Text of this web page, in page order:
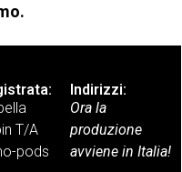
T/A
pods
Indirizzi:
Ora la
produzione
avviene in Italia!